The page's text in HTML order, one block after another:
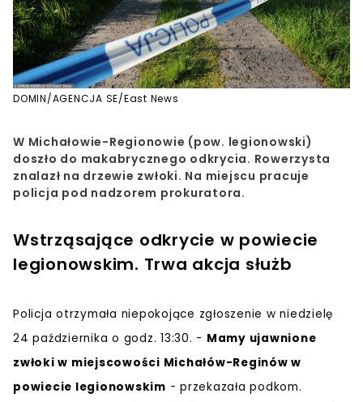
DOMIN/AGENCJA SE/East News
W Michałowie-Regionowie (pow. legionowski)
doszło do makabrycznego odkrycia. Rowerzysta
znalazł na drzewie zwłoki. Na miejscu pracuje
policja pod nadzorem prokuratora.
Wstrząsające odkrycie w powiecie
legionowskim. Trwa akcja służb
Policja otrzymała niepokojące zgłoszenie w niedzielę
24 października o godz. 13:30. - Mamy ujawnione
zwłoki w miejscowości Michałów-Reginów w
powiecie legionowskim - przekazała podkom.